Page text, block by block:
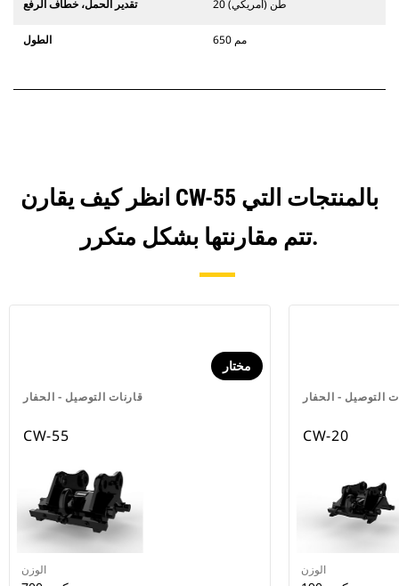
تقدير الحمل، خطاف الرفع 20 طن (أمريكي)
الطول 650 مم
انظر كيف يقارن CW-55 بالمنتجات التي
تتم مقارنتها بشكل متكرر.
قارنات التوصيل - الحفار
مختار
CW-55
الوزن
التوصيل - الحفار
CW-20
الوزن